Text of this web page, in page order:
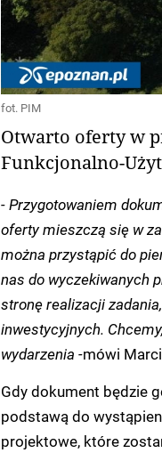
fot. PIM
Otwarto oferty w
Funkcjonalno-
- Przygotowaniem
oferty mieszczą się w
można przystąpić do
nas do wyczekiwanych
stronę realizacji
inwestycyjnych.
wydarzenia -mówi
Gdy dokument będzie
podstawą do
projektowe, które